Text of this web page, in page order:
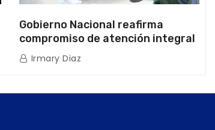
Gobierno Nacional reafirma
compromiso de atención integral
a la población venezolana tras
doblete sísmico
Irmary Diaz